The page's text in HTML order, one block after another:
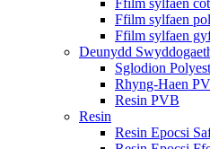
Ffilm sylfaen
Ffilm sylfaen
Ffilm sylfaen
Deunydd
Sglodion
Rhyng-Haen
Resin PVB
Resin
Resin Epocsi